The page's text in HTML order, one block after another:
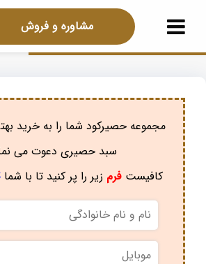
مشاوره و فروش
مجموعه حصیرکود شما را به خرید
سبد حصیری دعوت می
کافیستفرم زیر را پر کنید تا با شما
نام
و
نام
خانوادگی
موبایل